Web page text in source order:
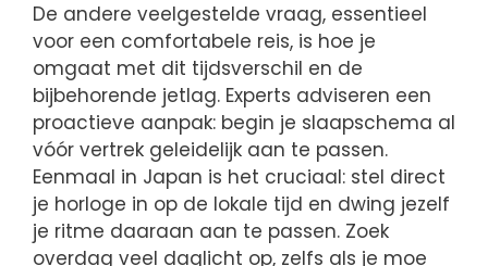
De andere veelgestelde vraag, essentieel
voor een comfortabele reis, is hoe je
omgaat met dit tijdsverschil en de
bijbehorende jetlag. Experts adviseren een
proactieve aanpak: begin je slaapschema al
vóór vertrek geleidelijk aan te passen.
Eenmaal in Japan is het cruciaal: stel direct
je horloge in op de lokale tijd en dwing jezelf
je ritme daaraan aan te passen. Zoek
overdag veel daglicht op, zelfs als je moe